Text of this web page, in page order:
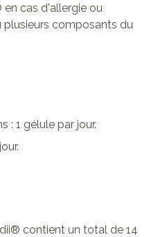
cas d'allergie ou
plusieurs composants du
: 1 gélule par jour.
contient un total de 14